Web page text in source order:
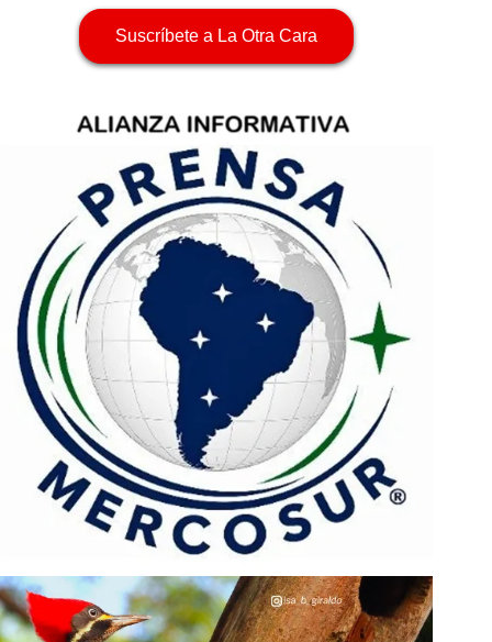
Suscríbete a La Otra Cara